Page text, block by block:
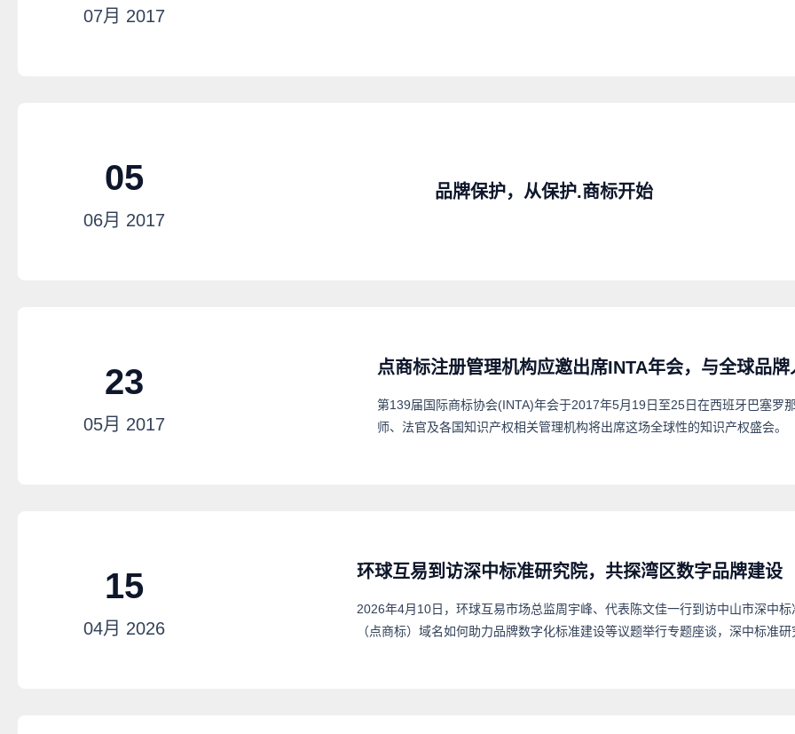
07月 2017
05
06月 2017
品牌保护，从保护.商标开始
23
05月 2017
点商标注册管理机构应邀出席INTA年会，与全球品
第139届国际商标协会(INTA)年会于2017年5月19日至25日在西班牙巴塞
师、法官及各国知识产权相关管理机构将出席这场全球性的知识产权盛会。
15
04月 2026
环球互易到访深中标准研究院，共探湾区数字品牌建设
2026年4月10日，环球互易市场总监周宇峰、代表陈文佳一行到访中山市深中
（点商标）域名如何助力品牌数字化标准建设等议题举行专题座谈，深中标准